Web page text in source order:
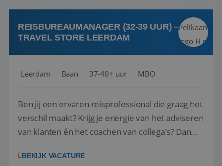
REISBUREAUMANAGER (32-39 UUR) –
TRAVEL STORE LEERDAM
Leerdam Baan 37-40+ uur MBO
Ben jij een ervaren reisprofessional die graag het
verschil maakt? Krijg je energie van het adviseren
van klanten én het coachen van collega's? Dan
(onderdeel van Pelikaan Travel Group) zoeken
BEKIJK VACATURE